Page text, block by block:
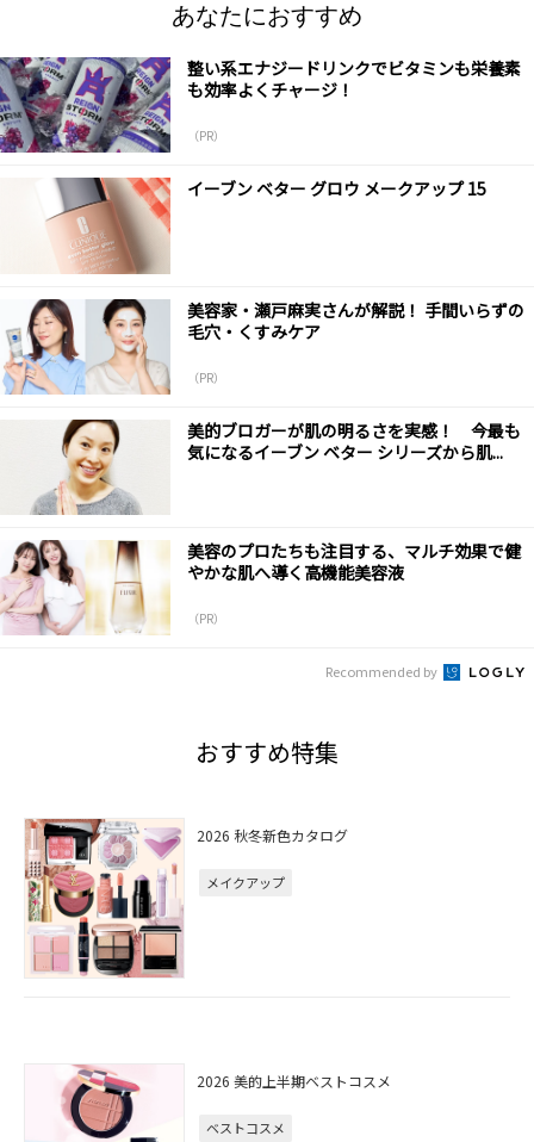
あなたにおすすめ
整い系エナジードリンクでビタミンも栄養素
も効率よくチャージ！
（PR）
イーブン ベター グロウ メークアップ 15
美容家・瀬戸麻実さんが解説！ 手間いらずの
毛穴・くすみケア
（PR）
美的ブロガーが肌の明るさを実感！ 今最も
気になるイーブン ベター シリーズから肌...
美容のプロたちも注目する、マルチ効果で健
やかな肌へ導く高機能美容液
（PR）
Recommended by
おすすめ特集
2026 秋冬新色カタログ
メイクアップ
2026 美的上半期ベストコスメ
ベストコスメ